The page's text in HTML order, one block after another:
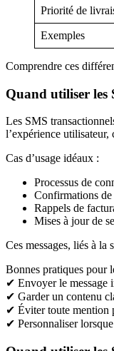
Priorité de
Exemples
Comprendre ces
Quand utiliser les
Les SMS
l’expérience
Cas d’usage idéaux :
Processus de
Confirmations
Rappels de
Mises à jour de
Ces messages, liés à
Bonnes pratiques pour
✔ Envoyer le message
✔ Garder un contenu
✔ Éviter toute mention
✔ Personnaliser